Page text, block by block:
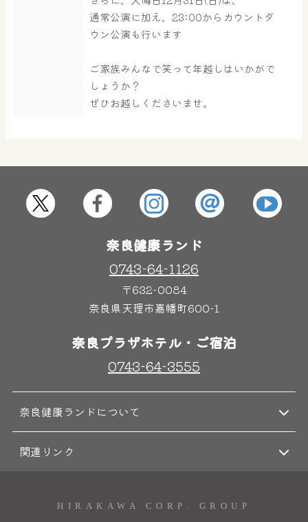
はしゃきっズ
通常公演に加え、23:00からカウントダ
ウン公演も行います
ご家族みんなで笑って年越しはいかがで
しょうか？
ぜひお越しくださいませ。
奈良健康ランド
0743-64-1126
〒632-0084
奈良県天理市嘉幡町600-1
奈良プラザホテル・ご宿泊
0743-64-3555
奈良健康ランドについて
関連リンク
HIRAKAWA CORP. GROUP